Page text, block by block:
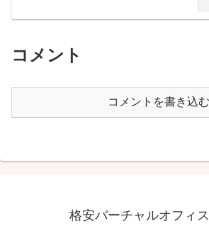
コメント
コメントを書き込む
格安バーチャルオフィ